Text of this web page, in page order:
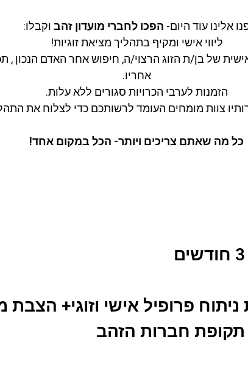
אלינו עוד היום- הפכו לחברי מועדון זהב וקבלו:
ליווי אישי ומקיף בתהליך מציאת זוגיות!
של בן/ת הזוג הרצוי/ה, חיפוש אחר האדם הנכון ,
אחריו.
הזמנות לערבי הכרויות סגורים ללא עלות.
צוות מומחים העומד לרשותכם כדי לצלוח את
כל מה שאתם צריכים ויותר- הכל במקום אחד!
פרופיל אישי וזוגי+ הצבת
תקופת חברות הזהב